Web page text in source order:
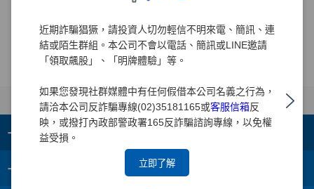
近期詐騙猖獗，請投資人切勿輕信不明來電、簡訊、連
結或陌生群組。本公司不會以電話、簡訊或LINE邀請
「領取飆股」、「明牌體驗」等。
如果您發現社群媒體中有任何假借本公司名義之行為，
請洽本公司反詐騙專線(02)35181165或客服信箱反
映，或撥打內政部警政署165反詐騙諮詢專線，以免權
益受損。
立即了解
+ 集團成員
+